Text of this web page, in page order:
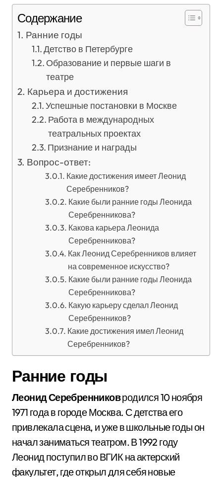
Содержание
Ранние годы
Детство в Петербурге
Образование и первые шаги в
театре
Карьера и достижения
Успешные постановки в Москве
Работа в международных
театральных проектах
Признание и награды
Вопрос-ответ:
Какие достижения имеет Леонид
Серебренников?
Какие были ранние годы Леонида
Серебренникова?
Какова карьера Леонида
Серебренникова?
Как Леонид Серебренников влияет
на современное искусство?
Какие были ранние годы Леонида
Серебренникова?
Какую карьеру сделал Леонид
Серебренников?
Какие достижения имел Леонид
Серебренников?
Ранние годы
Леонид Серебренниковродился 10 ноября
1971 года в городе Москва. С детства его
привлекала сцена, и уже в школьные годы он
начал заниматься театром. В 1992 году
Леонид поступил во ВГИК на актерский
факультет, где открыл для себя новые